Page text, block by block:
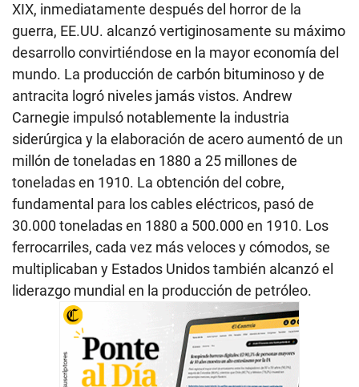
XIX, inmediatamente después del horror de la
guerra, EE.UU. alcanzó vertiginosamente su máximo
desarrollo convirtiéndose en la mayor economía del
mundo. La producción de carbón bituminoso y de
antracita logró niveles jamás vistos. Andrew
Carnegie impulsó notablemente la industria
siderúrgica y la elaboración de acero aumentó de un
millón de toneladas en 1880 a 25 millones de
toneladas en 1910. La obtención del cobre,
fundamental para los cables eléctricos, pasó de
30.000 toneladas en 1880 a 500.000 en 1910. Los
ferrocarriles, cada vez más veloces y cómodos, se
multiplicaban y Estados Unidos también alcanzó el
liderazgo mundial en la producción de petróleo.